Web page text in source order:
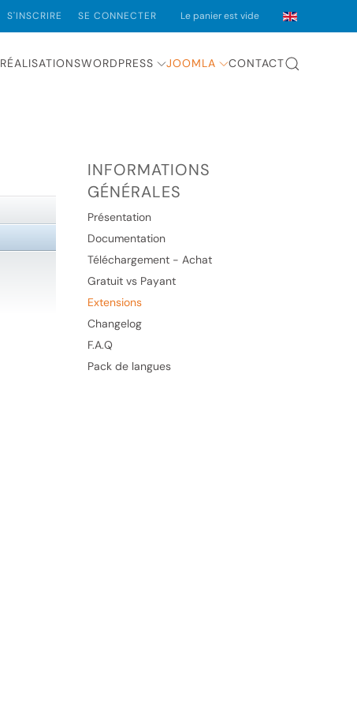
S'INSCRIRE SE CONNECTER Le panier est vide
RÉALISATIONSWORDPRESS JOOMLA CONTACT
INFORMATIONS
GÉNÉRALES
Présentation
Documentation
Téléchargement - Achat
Gratuit vs Payant
Extensions
Changelog
F.A.Q
Pack de langues